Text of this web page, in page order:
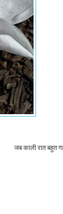
जब काली रात बहुत